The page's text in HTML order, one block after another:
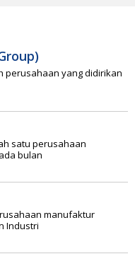
perusahaan yang didirikan
satu perusahaan
bulan
manufaktur
Industri